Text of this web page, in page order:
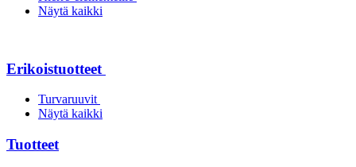
Näytä kaikki
Erikoistuotteet
Turvaruuvit
Näytä kaikki
Tuotteet